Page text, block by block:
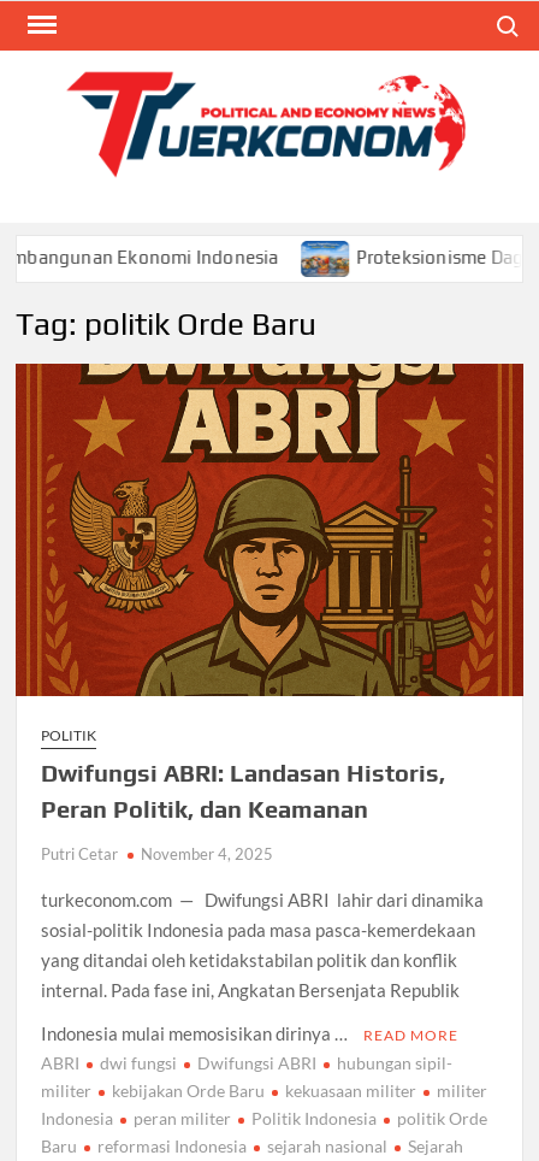
Skip
Ekonomi Indonesia Proteksionisme Dagang
Tag: politik Orde Baru
POLITIK
Dwifungsi ABRI: Landasan Historis,
Peran Politik, dan Keamanan
Putri Cetar November 4, 2025
turkeconom.com — Dwifungsi ABRI lahir dari dinamika
sosial-politik Indonesia pada masa pasca-kemerdekaan
yang ditandai oleh ketidakstabilan politik dan konflik
internal. Pada fase ini, Angkatan Bersenjata Republik
Indonesia mulai memosisikan dirinya …
READ MORE
ABRI dwi fungsi Dwifungsi ABRI
hubungan sipil-
militer
kebijakan Orde Baru kekuasaan militer
militer
Indonesia
peran militer Politik Indonesia
politik Orde
Baru
reformasi Indonesia sejarah nasional
Sejarah